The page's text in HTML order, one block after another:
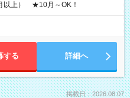
以上） ★10月～OK！
する 詳細へ
掲載日：2026.08.07